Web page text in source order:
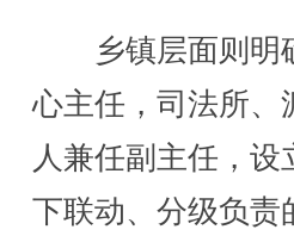
乡镇层面则明
心主任，司法所、
人兼任副主任，
下联动、分级负责